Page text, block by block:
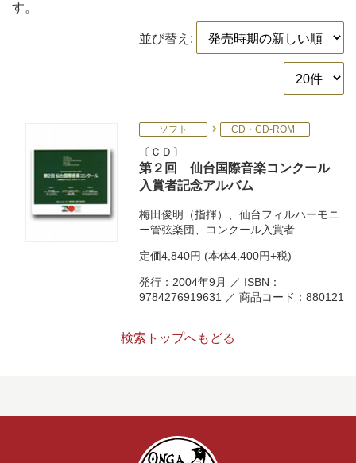
す。
並び替え:
ソフト CD・CD-ROM
ＣＤ
第２回 仙台国際音楽コンクール
入賞者記念アルバム
梅田俊明（指揮）、仙台フィルハーモニ
ー管弦楽団、コンクール入賞者
定価4,840円 (本体4,400円+税)
発行：2004年9月 ／ ISBN：
9784276919631 ／ 商品コード：880121
検索トップへもどる